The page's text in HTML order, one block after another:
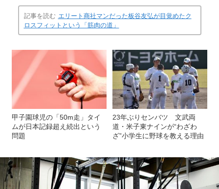
記事を読む エリート商社マンだった板谷友弘が目覚めたク
ロスフィットという「筋肉の道」
甲子園球児の「50m走」タイ
ムが日本記録超え続出という
問題
23年ぶりセンバツ 文武両
道・米子東ナインが“わざわ
ざ”小学生に野球を教える理由